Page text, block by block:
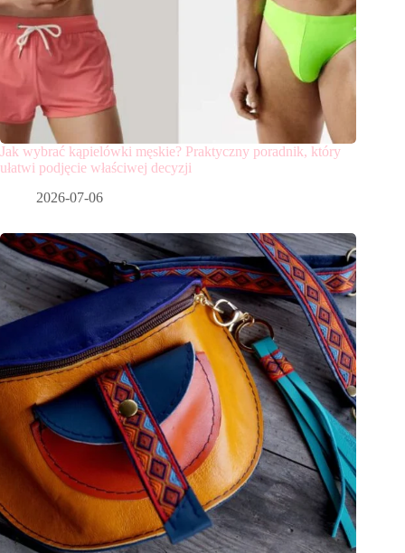
Jak wybrać kąpielówki męskie? Praktyczny poradnik, który
ułatwi podjęcie właściwej decyzji
2026-07-06